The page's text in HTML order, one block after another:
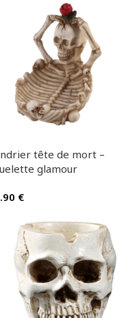
tête de mort –
glamour
€